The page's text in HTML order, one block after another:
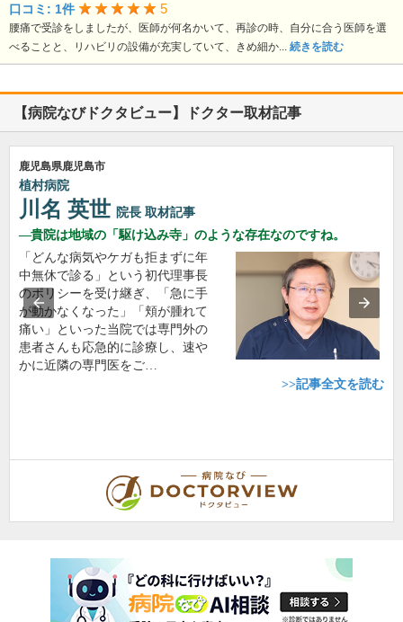
口コミ: 1件 5
腰痛で受診をしましたが、医師が何名かいて、再診の時、自分に合う医師を選
べることと、リハビリの設備が充実していて、きめ細か... 続きを読む
【病院なびドクタビュー】ドクター取材記事
鹿児島県鹿児島市
植村病院
川名 英世 院長 取材記事
貴院は地域の「駆け込み寺」のような存在なのですね。
「どんな病気やケガも拒まずに年
中無休で診る」という初代理事長
のポリシーを受け継ぎ、「急に手
が動かなくなった」「頬が腫れて
痛い」といった当院では専門外の
患者さんも応急的に診療し、速や
かに近隣の専門医をご…
>>記事全文を読む